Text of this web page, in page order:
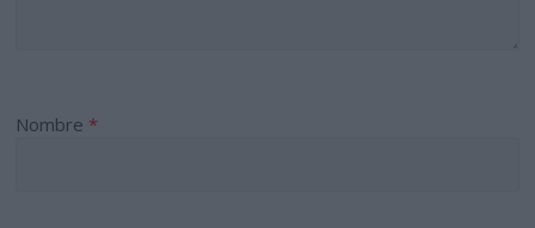
Nombre *